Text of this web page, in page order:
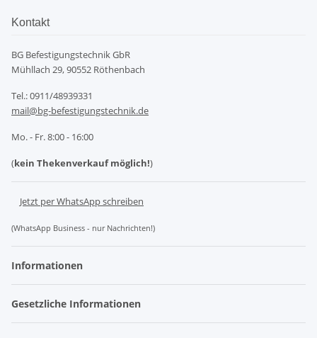
Kontakt
BG Befestigungstechnik GbR
Mühllach 29, 90552 Röthenbach
Tel.: 0911/48939331
mail@bg-befestigungstechnik.de
Mo. - Fr. 8:00 - 16:00
(kein Thekenverkauf möglich!)
Jetzt per WhatsApp schreiben
(WhatsApp Business - nur Nachrichten!)
Informationen
Gesetzliche Informationen